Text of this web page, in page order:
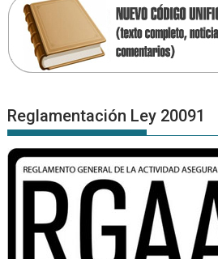
Reglamentación Ley 20091